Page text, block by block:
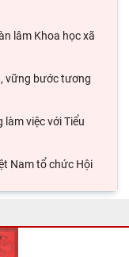
lâm Khoa học xã
vững bước tương
việc với Tiểu
Nam tổ chức Hội
gia "Danh nhân
hóa Lê Quý Đôn -